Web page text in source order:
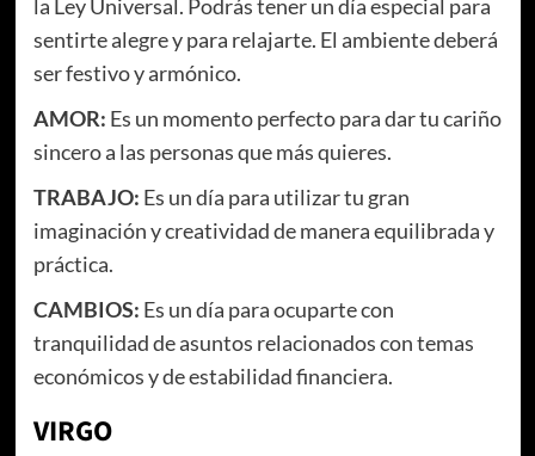
la Ley Universal. Podrás tener un día especial para
sentirte alegre y para relajarte. El ambiente deberá
ser festivo y armónico.
AMOR: Es un momento perfecto para dar tu cariño
sincero a las personas que más quieres.
TRABAJO: Es un día para utilizar tu gran
imaginación y creatividad de manera equilibrada y
práctica.
CAMBIOS: Es un día para ocuparte con
tranquilidad de asuntos relacionados con temas
económicos y de estabilidad financiera.
VIRGO